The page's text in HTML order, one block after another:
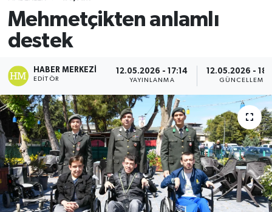
Mehmetçikten anlamlı
destek
HABER MERKEZI
EDITÖR
12.05.2026 - 17:14
YAYINLANMA
12.05.2026 -
GÜNCELLEME
Son Dakika Haberleri
Haber Arşivi